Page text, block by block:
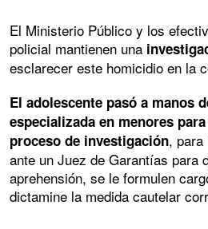
El Ministerio Público y los
policial mantienen una
esclarecer este homicidio en la
El adolescente pasó a manos
especializada en menores
proceso de investigación, para
ante un Juez de Garantías para
aprehensión, se le formulen
dictamine la medida cautelar